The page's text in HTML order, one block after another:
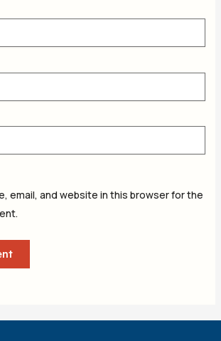
email, and website in this browser for the